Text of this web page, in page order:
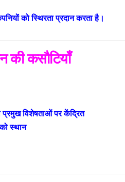
को स्थिरता प्रदान करता है।
की कसौटियाँ
प्रमुख विशेषताओं पर केंद्रित
स्थान